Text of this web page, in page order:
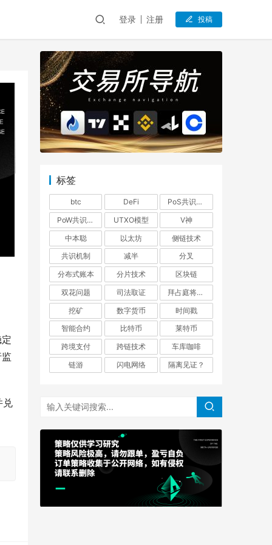
登录 注册 投稿
兑
标签
btc DeFi
PoS共识机制
PoW共识机制
UTXO模型
V神
中本聪
以太坊
侧链技术
共识机制
减半
分叉
分布式账本
分片技术
区块链
双花问题
司法取证
拜占庭将军问题
挖矿
数字货币
时间戳
智能合约
比特币
莱特币
跨境支付
跨链技术
车库咖啡
链游
闪电网络 隔离见证？